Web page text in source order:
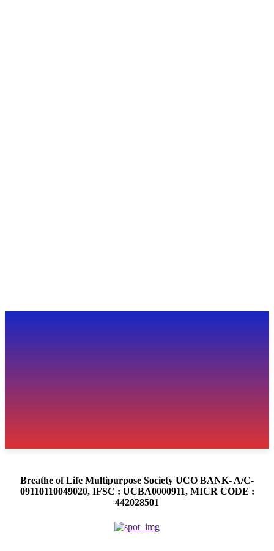
Breathe of Life Multipurpose Society UCO BANK- A/C-
09110110049020, IFSC : UCBA0000911, MICR CODE :
442028501